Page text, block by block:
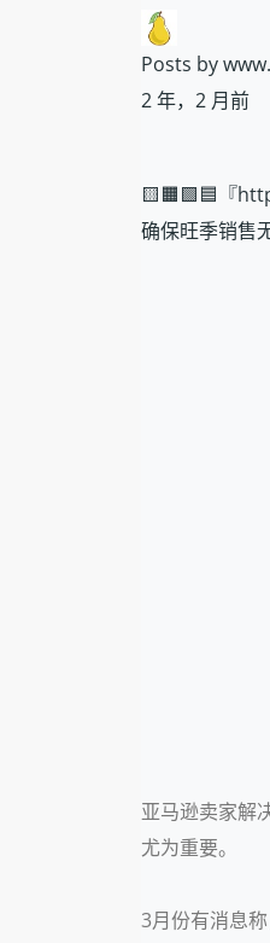
Posts by
2 年，2 月前
🟨🟧🟩🟦『
确保旺季销售
亚马逊卖家解
尤为重要。
3月份有消息